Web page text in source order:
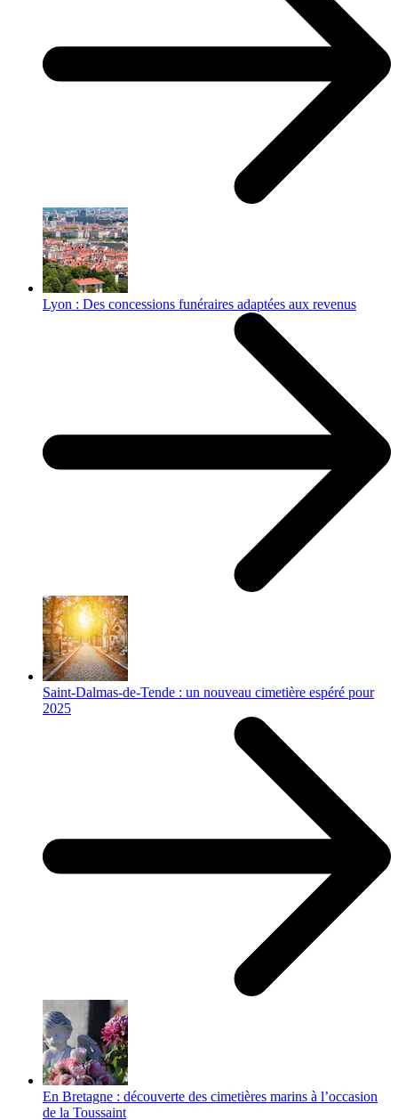
Lyon : Des concessions funéraires adaptées aux revenus
Saint-Dalmas-de-Tende : un nouveau cimetière espéré pour
2025
En Bretagne : découverte des cimetières marins à l’occasion
de la Toussaint